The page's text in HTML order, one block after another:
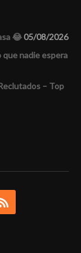
😂05/08/2026
nadie espera
– Top